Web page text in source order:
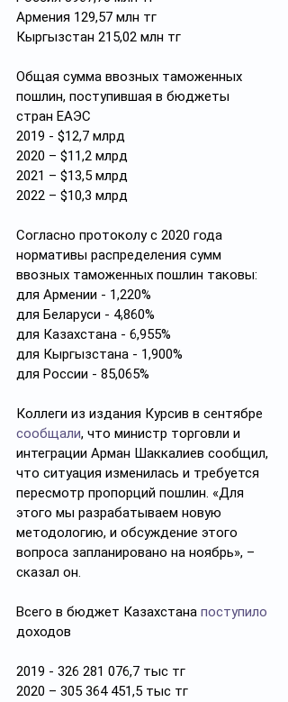
Армения 129,57 млн тг
Кыргызстан 215,02 млн тг
Общая сумма ввозных таможенных
пошлин, поступившая в бюджеты
стран ЕАЭС
2019 - $12,7 млрд
2020 – $11,2 млрд
2021 – $13,5 млрд
2022 – $10,3 млрд
Согласно протоколу с 2020 года
нормативы распределения сумм
ввозных таможенных пошлин таковы:
для Армении - 1,220%
для Беларуси - 4,860%
для Казахстана - 6,955%
для Кыргызстана - 1,900%
для России - 85,065%
Коллеги из издания Курсив в сентябре
сообщали, что министр торговли и
интеграции Арман Шаккалиев сообщил,
что ситуация изменилась и требуется
пересмотр пропорций пошлин. «Для
этого мы разрабатываем новую
методологию, и обсуждение этого
вопроса запланировано на ноябрь», –
сказал он.
Всего в бюджет Казахстана поступило
доходов
2019 - 326 281 076,7 тыс тг
2020 – 305 364 451,5 тыс тг